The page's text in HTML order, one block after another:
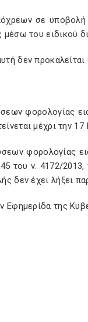
σε
μέσω του ειδικού
δεν
φορολογίας
μέχρι την 17
φορολογίας
του ν. 4172/
δεν έχει λήξει
Εφημερίδα της